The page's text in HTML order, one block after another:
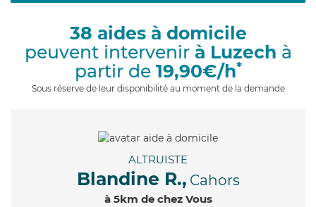
g
38 aides à domicile
peuvent intervenir à Luzech à
partir de 19,90€/h*
Sous réserve de leur disponibilité au moment de la demande
ALTRUISTE
Blandine R., Cahors
à 5km de chez Vous